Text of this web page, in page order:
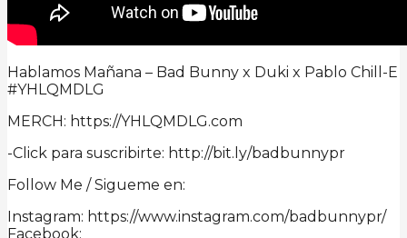
Hablamos Mañana – Bad Bunny x Duki x Pablo Chill-E
#YHLQMDLG
MERCH: https://YHLQMDLG.com
-Click para suscribirte: http://bit.ly/badbunnypr
Follow Me / Sigueme en:
Instagram: https://www.instagram.com/badbunnypr/
Facebook: